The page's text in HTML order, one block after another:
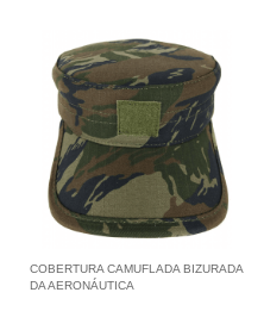
COBERTURA CAMUFLADA BIZURADA
DA AERONÁUTICA